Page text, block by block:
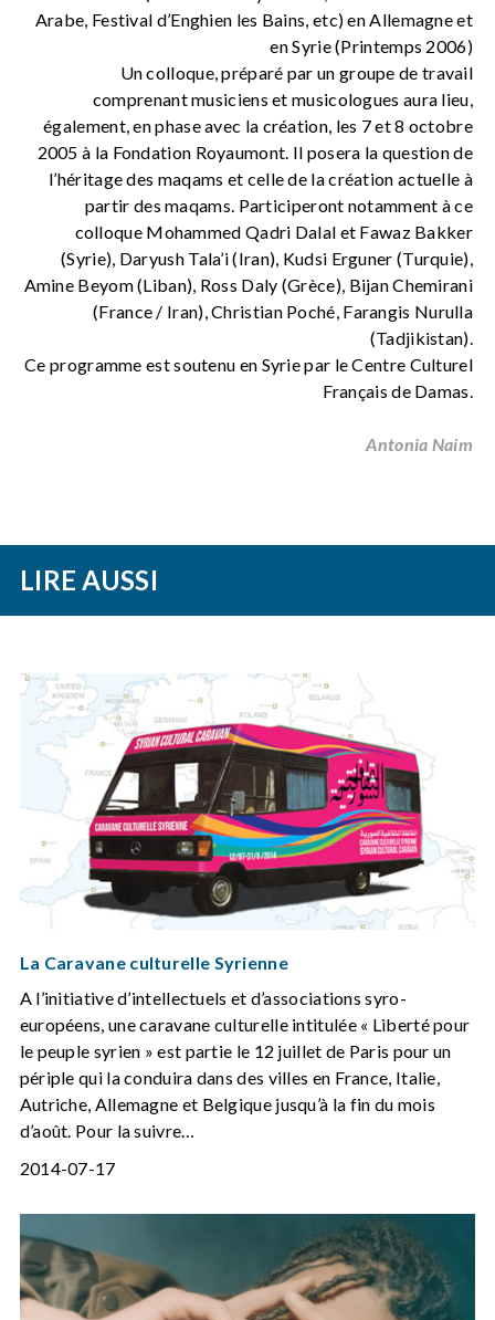
Arabe, Festival d’Enghien les Bains, etc) en Allemagne et
en Syrie (Printemps 2006)
Un colloque, préparé par un groupe de travail
comprenant musiciens et musicologues aura lieu,
également, en phase avec la création, les 7 et 8 octobre
2005 à la Fondation Royaumont. Il posera la question de
l’héritage des maqams et celle de la création actuelle à
partir des maqams. Participeront notamment à ce
colloque Mohammed Qadri Dalal et Fawaz Bakker
(Syrie), Daryush Tala’i (Iran), Kudsi Erguner (Turquie),
Amine Beyom (Liban), Ross Daly (Grèce), Bijan Chemirani
(France / Iran), Christian Poché, Farangis Nurulla
(Tadjikistan).
Ce programme est soutenu en Syrie par le Centre Culturel
Français de Damas.
Antonia Naim
LIRE AUSSI
La Caravane culturelle Syrienne
A l’initiative d’intellectuels et d’associations syro-
européens, une caravane culturelle intitulée « Liberté pour
le peuple syrien » est partie le 12 juillet de Paris pour un
périple qui la conduira dans des villes en France, Italie,
Autriche, Allemagne et Belgique jusqu’à la fin du mois
d’août. Pour la suivre…
2014-07-17